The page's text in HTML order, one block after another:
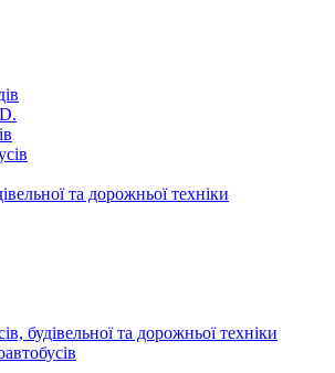
та дорожньої техніки
будівельної та дорожньої техніки